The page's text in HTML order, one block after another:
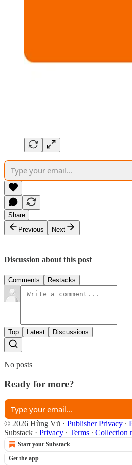
Share
Previous
Next
Discussion about this post
Comments Restacks
Top Latest Discussions
No posts
Ready for more?
© 2026 Hùng Vũ · Publisher Privacy ∙
Substack · Privacy ∙ Terms ∙ Collection
Start your Substack
Get the app